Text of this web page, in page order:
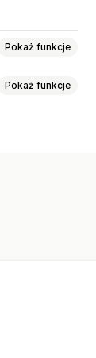
Pokaż funkcje
Pokaż funkcje